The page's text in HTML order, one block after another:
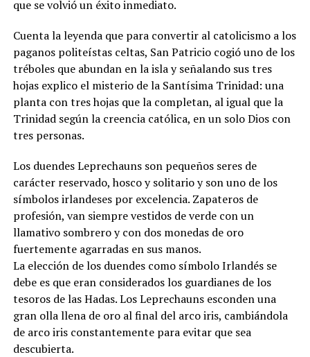
que se volvió un éxito inmediato.
Cuenta la leyenda que para convertir al catolicismo a los
paganos politeístas celtas, San Patricio cogió uno de los
tréboles que abundan en la isla y señalando sus tres
hojas explico el misterio de la Santísima Trinidad: una
planta con tres hojas que la completan, al igual que la
Trinidad según la creencia católica, en un solo Dios con
tres personas.
Los duendes Leprechauns son pequeños seres de
carácter reservado, hosco y solitario y son uno de los
símbolos irlandeses por excelencia. Zapateros de
profesión, van siempre vestidos de verde con un
llamativo sombrero y con dos monedas de oro
fuertemente agarradas en sus manos.
La elección de los duendes como símbolo Irlandés se
debe es que eran considerados los guardianes de los
tesoros de las Hadas. Los Leprechauns esconden una
gran olla llena de oro al final del arco iris, cambiándola
de arco iris constantemente para evitar que sea
descubierta.